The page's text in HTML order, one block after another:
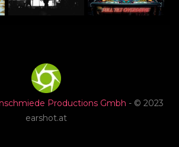
Productions Gmbh - © 2023
earshot.at